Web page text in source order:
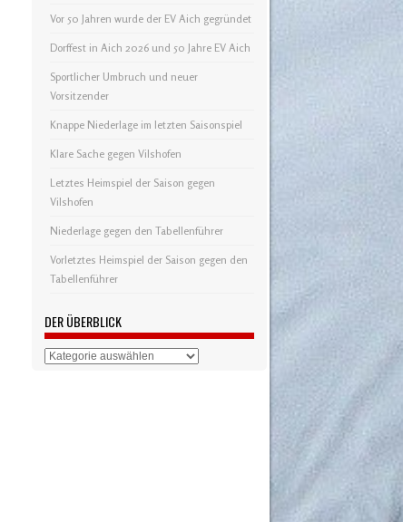
Vor 50 Jahren wurde der EV Aich gegründet
Dorffest in Aich 2026 und 50 Jahre EV Aich
Sportlicher Umbruch und neuer
Vorsitzender
Knappe Niederlage im letzten Saisonspiel
Klare Sache gegen Vilshofen
Letztes Heimspiel der Saison gegen
Vilshofen
Niederlage gegen den Tabellenführer
Vorletztes Heimspiel der Saison gegen den
Tabellenführer
DER ÜBERBLICK
Der